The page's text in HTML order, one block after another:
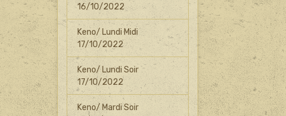
16/10/2022
Keno/ Lundi Midi
17/10/2022
Keno/ Lundi Soir
17/10/2022
Keno/ Mardi Soir